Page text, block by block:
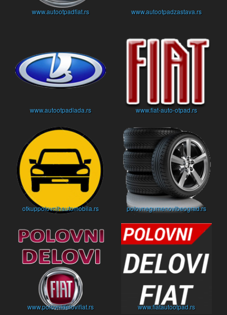
www.autootpadfiat.rs www.autootpadzastava.rs
www.autootpadlada.rs www.fiat-auto-otpad.rs
otkuppolovnihautomobila.rs polovnegumenovibeograd.rs
www.polovnidelovifiat.rs www.fiatautootpad.rs